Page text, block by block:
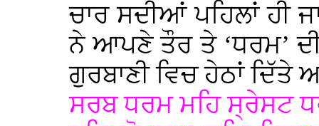
ਚਾਰ ਸਦੀਆਂ ਪਹਿਲਾਂ ਹੀ
ਨੇ ਆਪਣੇ ਤੌਰ ਤੇ ‘ਧਰਮ’ ਦੀ
ਗੁਰਬਾਣੀ ਵਿਚ ਹੇਠਾਂ ਦਿੱਤੇ
ਸਰਬ ਧਰਮ ਮਹਿ ਸ੍ਰੇਸਟ